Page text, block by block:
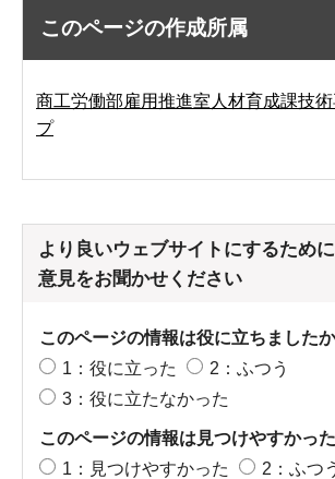
このページの作成所属
商工労働部雇用推進室人材育成課技
プ
より良いウェブサイトにするため
意見をお聞かせください
このページの情報は役に立ちました
1：役に立った
2：ふつう
3：役に立たなかった
このページの情報は見つけやすかっ
1：見つけやすかった
2：ふつ